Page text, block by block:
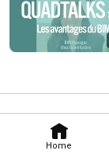
Home